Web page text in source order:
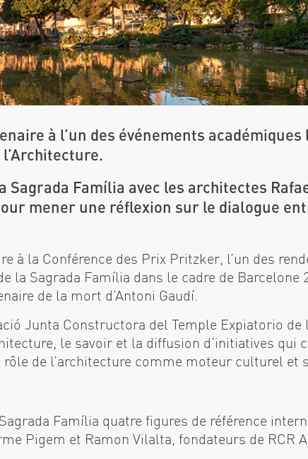
à l’un des événements
Família avec les architectes
mener une réflexion sur le dialogue
à la Conférence des Prix Pritzker, l’un des
Sagrada Família dans le cadre de Barcelone
de la mort d’Antoni Gaudí.
Junta Constructora del Temple Expiatorio de
le savoir et la diffusion d’initiatives
de l’architecture comme moteur culturel et
Família quatre figures de référence
Pigem et Ramon Vilalta, fondateurs de RCR